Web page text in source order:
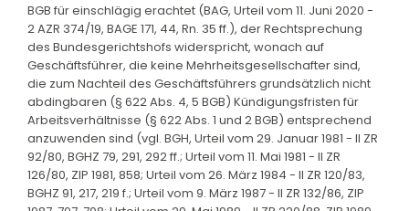
BGB für einschlägig erachtet (BAG, Urteil vom 11. Juni 2020 -
2 AZR 374/19, BAGE 171, 44, Rn. 35 ff.), der Rechtsprechung
des Bundesgerichtshofs widerspricht, wonach auf
Geschäftsführer, die keine Mehrheitsgesellschafter sind,
die zum Nachteil des Geschäftsführers grundsätzlich nicht
abdingbaren (§ 622 Abs. 4, 5 BGB) Kündigungsfristen für
Arbeitsverhältnisse (§ 622 Abs. 1 und 2 BGB) entsprechend
anzuwenden sind (vgl. BGH, Urteil vom 29. Januar 1981 - II ZR
92/80, BGHZ 79, 291, 292 ff.; Urteil vom 11. Mai 1981 - II ZR
126/80, ZIP 1981, 858; Urteil vom 26. März 1984 - II ZR 120/83,
BGHZ 91, 217, 219 f.; Urteil vom 9. März 1987 - II ZR 132/86, ZIP